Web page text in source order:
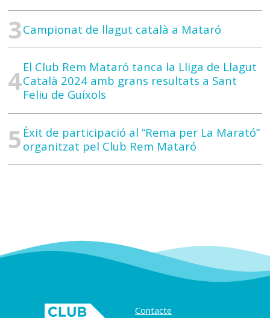
Campionat de llagut català a Mataró
El Club Rem Mataró tanca la Lliga de Llagut
Català 2024 amb grans resultats a Sant
Feliu de Guíxols
Èxit de participació al “Rema per La Marató”
organitzat pel Club Rem Mataró
Contacte